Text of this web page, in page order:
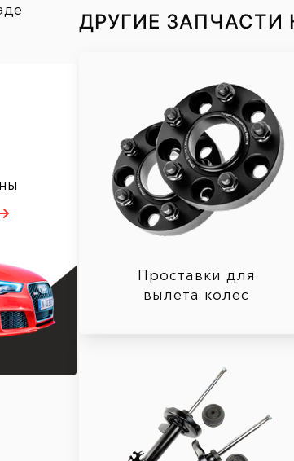
ДРУГИЕ
Проставки для
вылета колес